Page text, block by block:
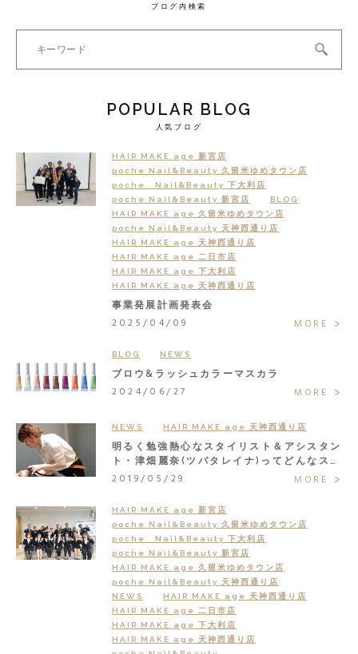
ブログ内検索
POPULAR BLOG
人気ブログ
HAIR MAKE age 新宮店
poche Nail&Beauty 久留米ゆめタウン店
poche Nail&Beauty 下大利店
poche Nail&Beauty 新宮店
BLOG
HAIR MAKE age 久留米ゆめタウン店
poche Nail&Beauty 天神西通り店
HAIR MAKE age 天神西通り店
HAIR MAKE age 二日市店
HAIR MAKE age 下大利店
HAIR MAKE age 天神西通り店
事業発展計画発表会
2025/04/09 MORE
BLOG NEWS
ブロウ&ラッシュカラーマスカラ
2024/06/27 MORE
NEWS HAIR MAKE age 天神西通り店
明るく勉強熱心なスタイリスト＆アシスタン
ト・津畑麗奈(ツバタレイナ)ってどんなスタ
ッフ？
2019/05/29 MORE
HAIR MAKE age 新宮店
poche Nail&Beauty 久留米ゆめタウン店
poche Nail&Beauty 下大利店
poche Nail&Beauty 新宮店
HAIR MAKE age 久留米ゆめタウン店
poche Nail&Beauty 天神西通り店
NEWS
HAIR MAKE age 天神西通り店
HAIR MAKE age 二日市店
HAIR MAKE age 下大利店
HAIR MAKE age 天神西通り店